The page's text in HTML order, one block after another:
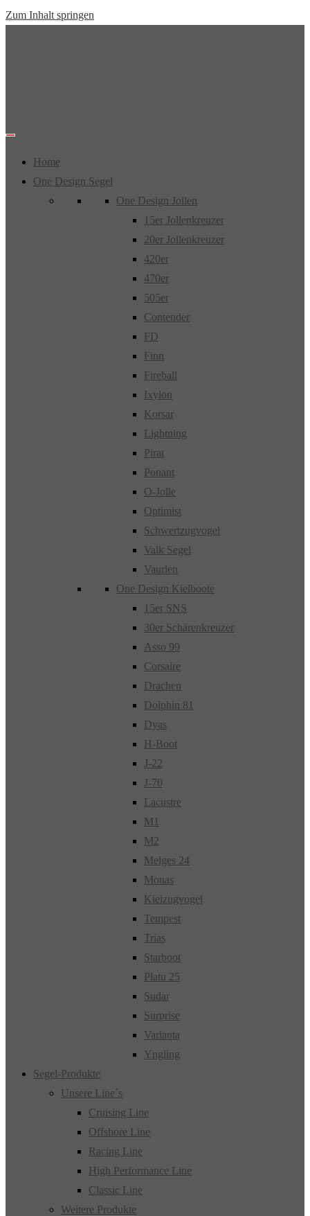
Zum Inhalt springen
Home
One Design Segel
One Design Jollen
15er Jollenkreuzer
20er Jollenkreuzer
420er
470er
505er
Contender
FD
Finn
Fireball
Ixylon
Korsar
Lightning
Pirat
Ponant
O-Jolle
Optimist
Schwertzugvogel
Valk Segel
Vaurien
One Design Kielboote
15er SNS
30er Schärenkreuzer
Asso 99
Corsaire
Drachen
Dolphin 81
Dyas
H-Boot
J-22
J-70
Lacustre
M1
M2
Melges 24
Monas
Kielzugvogel
Tempest
Trias
Starboot
Platu 25
Sudar
Surprise
Varianta
Yngling
Segel-Produkte
Unsere Line´s
Cruising Line
Offshore Line
Racing Line
High Performance Line
Classic Line
Weitere Produkte